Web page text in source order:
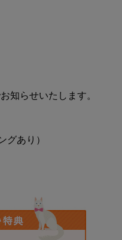
知らせいたします。
グあり）